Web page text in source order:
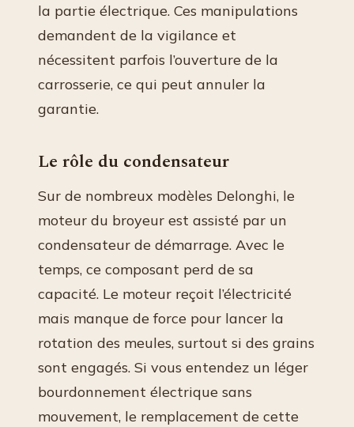
la partie électrique. Ces manipulations
demandent de la vigilance et
nécessitent parfois l’ouverture de la
carrosserie, ce qui peut annuler la
garantie.
Le rôle du condensateur
Sur de nombreux modèles Delonghi, le
moteur du broyeur est assisté par un
condensateur de démarrage. Avec le
temps, ce composant perd de sa
capacité. Le moteur reçoit l’électricité
mais manque de force pour lancer la
rotation des meules, surtout si des grains
sont engagés. Si vous entendez un léger
bourdonnement électrique sans
mouvement, le remplacement de cette